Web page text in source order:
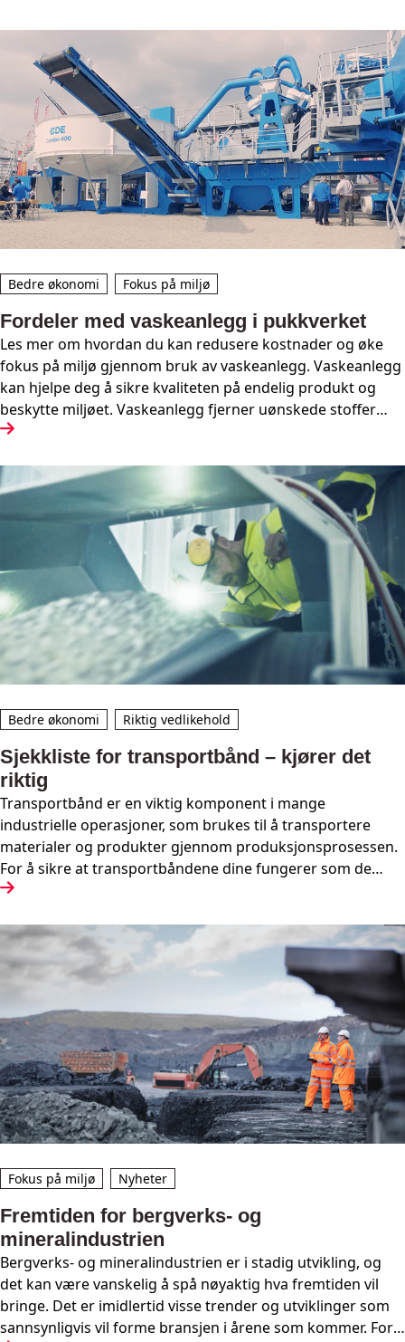
Bedre økonomi Fokus på miljø
Fordeler med vaskeanlegg i pukkverket
Les mer om hvordan du kan redusere kostnader og øke
fokus på miljø gjennom bruk av vaskeanlegg. Vaskeanlegg
kan hjelpe deg å sikre kvaliteten på endelig produkt og
beskytte miljøet. Vaskeanlegg fjerner uønskede stoffer
som jord, sand og annet skitt fra pukk, noe som resulterer
Bedre økonomi Riktig vedlikehold
Sjekkliste for transportbånd – kjører det
riktig
Transportbånd er en viktig komponent i mange
industrielle operasjoner, som brukes til å transportere
materialer og produkter gjennom produksjonsprosessen.
For å sikre at transportbåndene dine fungerer som de
skal, er det viktig å inspisere og vedlikeholde dem
oppmerksom på når du sjekker transportbånd.
Fokus på miljø Nyheter
Fremtiden for bergverks- og
mineralindustrien
Bergverks- og mineralindustrien er i stadig utvikling, og
det kan være vanskelig å spå nøyaktig hva fremtiden vil
bringe. Det er imidlertid visse trender og utviklinger som
sannsynligvis vil forme bransjen i årene som kommer. For